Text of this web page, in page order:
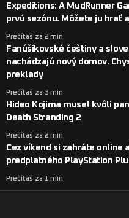
Expeditions: A MudRunner
prvú sezónu. Môžete ju hrať
Prečítaš za 2 min
Fanúšikovské češtiny a
nachádzajú nový domov.
preklady
Prečítaš za 3 min
Hideo Kojima musel kvôli
Death Stranding 2
Prečítaš za 2 min
Cez víkend si zahráte online
predplatného PlayStation
Prečítaš za 1 min